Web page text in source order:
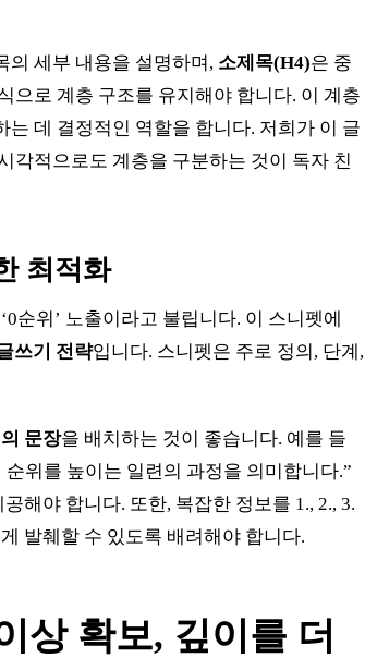
의 세부 내용을 설명하며, 소제목(H4)은 중
으로 계층 구조를 유지해야 합니다. 이 계층
데 결정적인 역할을 합니다. 저희가 이 글
각적으로도 계층을 구분하는 것이 독자 친
최적화
순위’ 노출이라고 불립니다. 이 스니펫에
쓰기 전략입니다. 스니펫은 주로 정의, 단계,
문장을 배치하는 것이 좋습니다. 예를 들
위를 높이는 일련의 과정을 의미합니다.”
해야 합니다. 또한, 복잡한 정보를 1., 2., 3.
발췌할 수 있도록 배려해야 합니다.
상 확보, 깊이를 더